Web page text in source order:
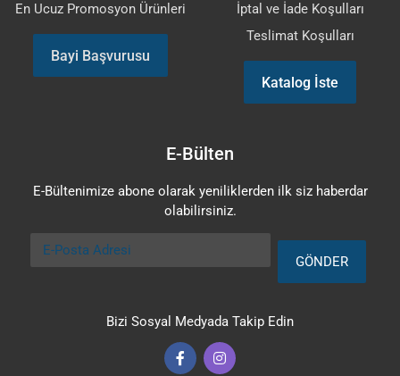
En Ucuz Promosyon Ürünleri
Bayi Başvurusu
İptal ve İade Koşulları
Teslimat Koşulları
Katalog İste
E-Bülten
E-Bültenimize abone olarak yeniliklerden ilk siz haberdar
olabilirsiniz.
E-Posta Adresi
GÖNDER
Bizi Sosyal Medyada Takip Edin